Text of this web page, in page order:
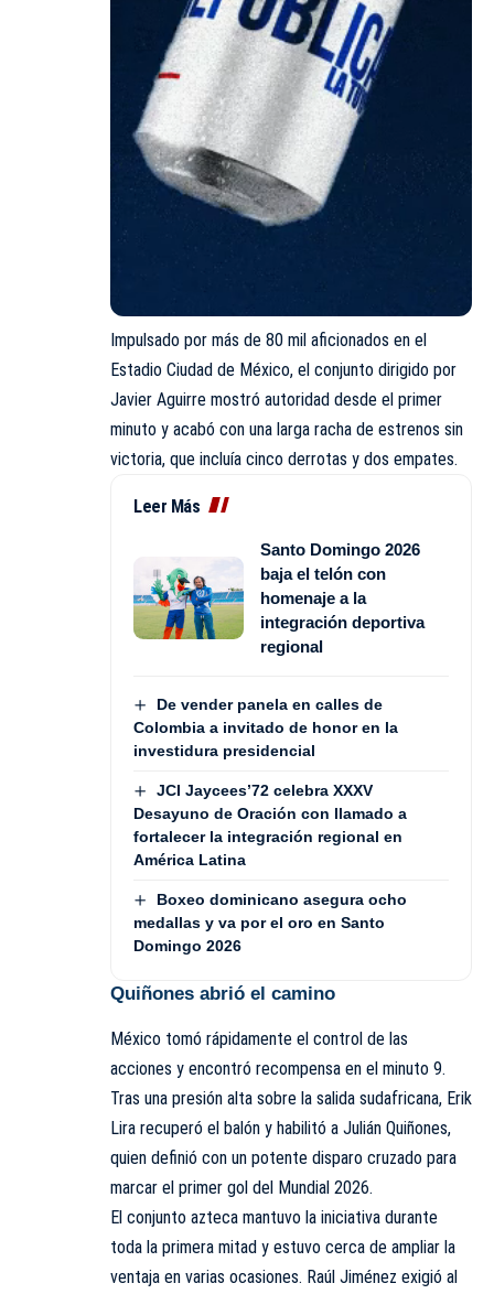
Impulsado por más de 80 mil aficionados en el
Estadio Ciudad de México, el conjunto dirigido por
Javier Aguirre mostró autoridad desde el primer
minuto y acabó con una larga racha de estrenos sin
victoria, que incluía cinco derrotas y dos empates.
Leer Más
Santo Domingo 2026
baja el telón con
homenaje a la
integración deportiva
regional
De vender panela en calles de
Colombia a invitado de honor en la
investidura presidencial
JCI Jaycees’72 celebra XXXV
Desayuno de Oración con llamado a
fortalecer la integración regional en
América Latina
Boxeo dominicano asegura ocho
medallas y va por el oro en Santo
Domingo 2026
Quiñones abrió el camino
México tomó rápidamente el control de las
acciones y encontró recompensa en el minuto 9.
Tras una presión alta sobre la salida sudafricana, Erik
Lira recuperó el balón y habilitó a Julián Quiñones,
quien definió con un potente disparo cruzado para
marcar el primer gol del Mundial 2026.
El conjunto azteca mantuvo la iniciativa durante
toda la primera mitad y estuvo cerca de ampliar la
ventaja en varias ocasiones. Raúl Jiménez exigió al